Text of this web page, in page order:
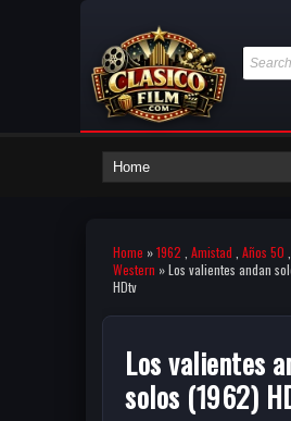
Home »1962 Amistad Años 50
Western » Los valientes andan
HDtv
Los valientes
solos (1962)